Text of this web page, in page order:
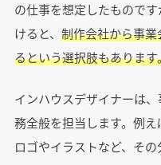
の仕事を想定したもので
けると、 制作会社から事
るという選択肢もあります
インハウスデザイナーは
務全般を担当します。例
ロゴやイラストなど、その